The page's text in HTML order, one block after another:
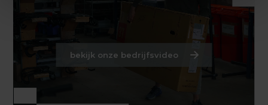
bekijk onze bedrijfsvideo